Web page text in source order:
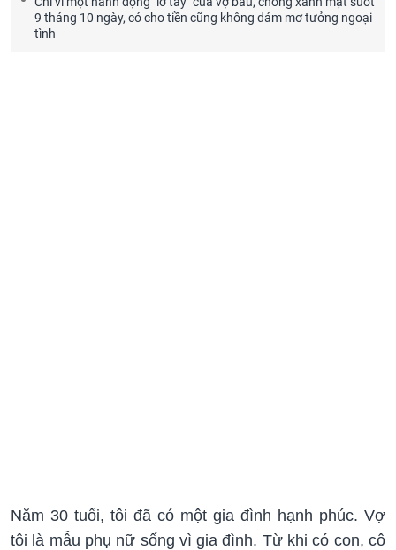
9 tháng 10 ngày, có cho tiền cũng không dám mơ tưởng ngoại
tình
Năm 30 tuổi, tôi đã có một gia đình hạnh phúc. Vợ
tôi là mẫu phụ nữ sống vì gia đình. Từ khi có con, cô